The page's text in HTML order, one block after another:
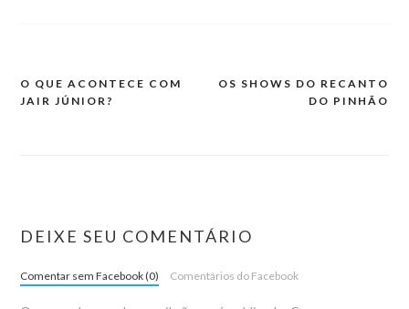
O QUE ACONTECE COM
JAIR JÚNIOR?
OS SHOWS DO RECANTO
DO PINHÃO
DEIXE SEU COMENTÁRIO
Comentar sem Facebook (0) Comentários do Facebook